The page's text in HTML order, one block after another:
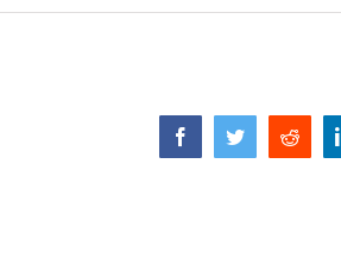
FacebookTwitterReddit